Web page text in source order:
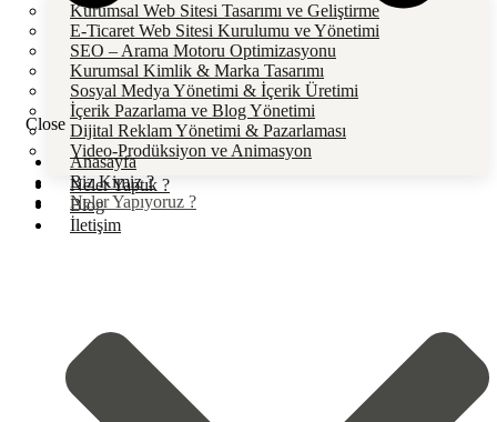
Kurumsal Web Sitesi Tasarımı ve Geliştirme
E-Ticaret Web Sitesi Kurulumu ve Yönetimi
SEO – Arama Motoru Optimizasyonu
Kurumsal Kimlik & Marka Tasarımı
Sosyal Medya Yönetimi & İçerik Üretimi
İçerik Pazarlama ve Blog Yönetimi
Dijital Reklam Yönetimi & Pazarlaması
Video-Prodüksiyon ve Animasyon
Neler Yaptık ?
Blog
İletişim
Close
Anasayfa
Biz Kimiz ?
Neler Yapıyoruz ?